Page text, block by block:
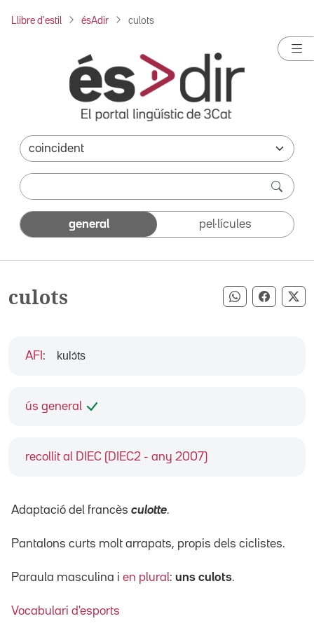
Llibre d'estil ésAdir culots
general pel·lícules
culots Compartir
ús general
recollit al DIEC (DIEC2 - any 2007)
AFI : kulɔ́ts
Adaptació del francès culotte.
Pantalons curts molt arrapats, propis dels ciclistes.
Paraula masculina i en plural : uns culots.
Vocabulari d'esports